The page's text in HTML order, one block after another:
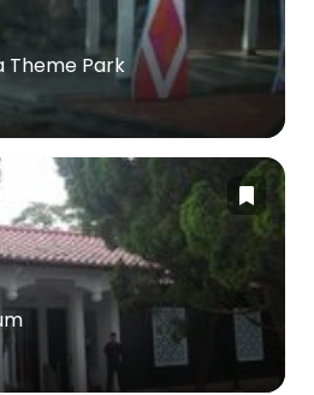
Theme Park